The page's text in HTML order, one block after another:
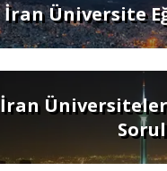
İran Üniversite
İran